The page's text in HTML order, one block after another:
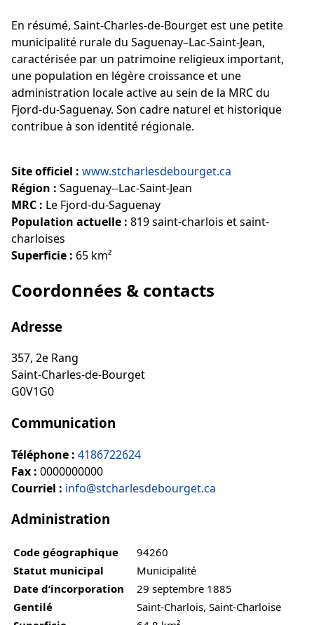
En résumé, Saint-Charles-de-Bourget est une petite
municipalité rurale du Saguenay–Lac-Saint-Jean,
caractérisée par un patrimoine religieux important,
une population en légère croissance et une
administration locale active au sein de la MRC du
Fjord-du-Saguenay. Son cadre naturel et historique
contribue à son identité régionale.
Site officiel : www.stcharlesdebourget.ca
Région : Saguenay--Lac-Saint-Jean
MRC : Le Fjord-du-Saguenay
Population actuelle : 819 saint-charlois et saint-
charloises
Superficie : 65 km²
Coordonnées & contacts
Adresse
357, 2e Rang
Saint-Charles-de-Bourget
G0V1G0
Communication
Téléphone : 4186722624
Fax : 0000000000
Courriel : info@stcharlesdebourget.ca
Administration
Code géographique
94260
Statut municipal
Municipalité
Date d’incorporation
29 septembre 1885
Gentilé
Saint-Charlois, Saint-Charloise